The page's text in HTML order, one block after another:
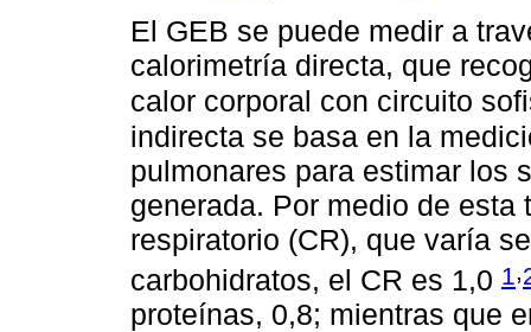
El GEB se puede medir a
calorimetría directa, que
calor corporal con circuito
indirecta se basa en la
pulmonares para estimar los
generada. Por medio de
respiratorio (CR), que varía
carbohidratos, el CR es 1,0 1 ,
proteínas, 0,8; mientras que